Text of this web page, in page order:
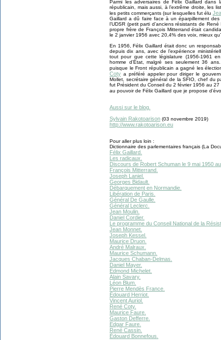
Parmi les adversaires de Félix Gaillard
républicain, mais aussi, à l’extrême droite, les
les petits commerçants (sur lesquelles fut élu
Gaillard a dû faire face à un éparpillement
l’UDSR (petit parti d’anciens résistants de
propre frère de François Mitterrand était
le 2 janvier 1956 avec 20,4% des voix, mieux
En 1956, Félix Gaillard était donc un
depuis dix ans, avec de l’expérience
tout pour que cette législature (1956-1961
homme d’État, malgré ses seulement 36
puisque le Front républicain a gagné les
Coty a préféré appeler pour diriger le
Mollet, secrétaire général de la SFIO, chef du
fut Président du Conseil du 2 février 1956 au
au pouvoir de Félix Gaillard que je propose
Aussi sur le blog.
Sylvain Rakotoarison (03 novembre 2019)
http://www.rakotoarison.eu
Pour aller plus loin :
Dictionnaire des parlementaires français (La
Félix Gaillard.
Les radicaux.
Discours de Robert Schuman le 9 mai 1950
François Mitterrand.
Joseph Laniel.
Georges Bidault.
Débarquement en Normandie.
Libération de Paris.
Général De Gaulle.
Général Leclerc.
Jean Moulin.
Daniel Cordier.
Le programme du Conseil National de la
Jean Monnet.
Joseph Kessel.
Maurice Druon.
André Malraux.
Maurice Schumann.
Jacques Chaban-Delmas.
Daniel Mayer.
Edmond Michelet.
Alain Savary.
Léon Blum.
Pierre Mendès France.
Édouard Herriot.
Vincent Auriol.
René Coty.
Maurice Faure.
Gaston Defferre.
Edgar Faure.
René Cassin.
Édouard Bonnefous.